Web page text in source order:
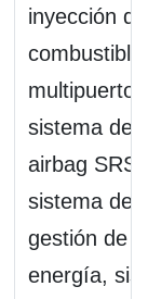
inyección de
combustible
multipuerto,
sistema de
airbag SRS,
sistema de
gestión de
energía,